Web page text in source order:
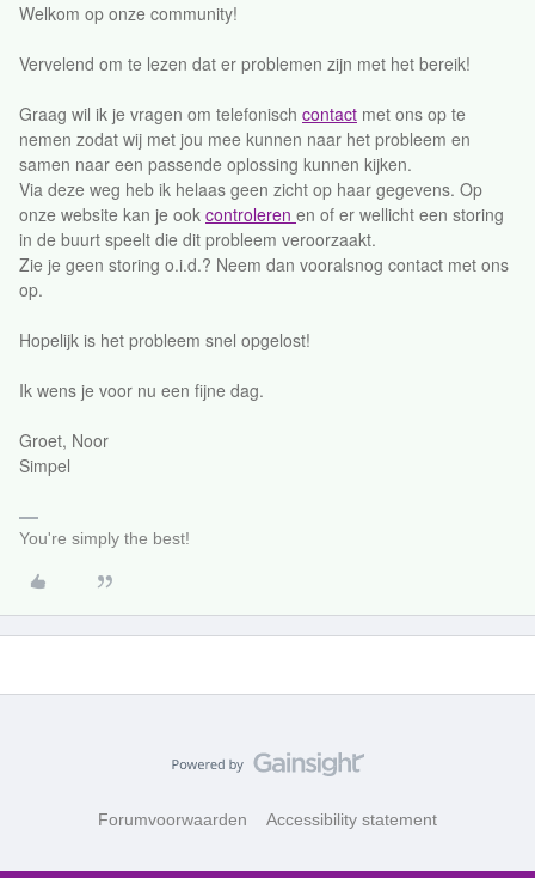
Welkom op onze community!
Vervelend om te lezen dat er problemen zijn met het bereik!
Graag wil ik je vragen om telefonisch contact met ons op te
nemen zodat wij met jou mee kunnen naar het probleem en
samen naar een passende oplossing kunnen kijken.
Via deze weg heb ik helaas geen zicht op haar gegevens. Op
onze website kan je ook controleren en of er wellicht een storing
in de buurt speelt die dit probleem veroorzaakt.
Zie je geen storing o.i.d.? Neem dan vooralsnog contact met ons
op.
Hopelijk is het probleem snel opgelost!
Ik wens je voor nu een fijne dag.
Groet, Noor
Simpel
You're simply the best!
Forumvoorwaarden Accessibility statement